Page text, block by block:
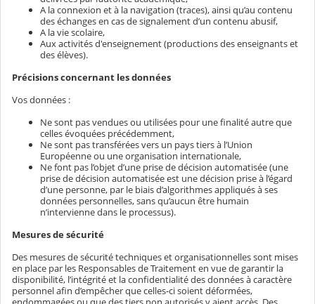
A la connexion et à la navigation (traces), ainsi qu’au contenu
des échanges en cas de signalement d’un contenu abusif,
A la vie scolaire,
Aux activités d'enseignement (productions des enseignants et
des élèves).
Précisions concernant les données
Vos données :
Ne sont pas vendues ou utilisées pour une finalité autre que
celles évoquées précédemment,
Ne sont pas transférées vers un pays tiers à l’Union
Européenne ou une organisation internationale,
Ne font pas l’objet d’une prise de décision automatisée (une
prise de décision automatisée est une décision prise à l’égard
d’une personne, par le biais d’algorithmes appliqués à ses
données personnelles, sans qu’aucun être humain
n’intervienne dans le processus).
Mesures de sécurité
Des mesures de sécurité techniques et organisationnelles sont mises
en place par les Responsables de Traitement en vue de garantir la
disponibilité, l’intégrité et la confidentialité des données à caractère
personnel afin d’empêcher que celles-ci soient déformées,